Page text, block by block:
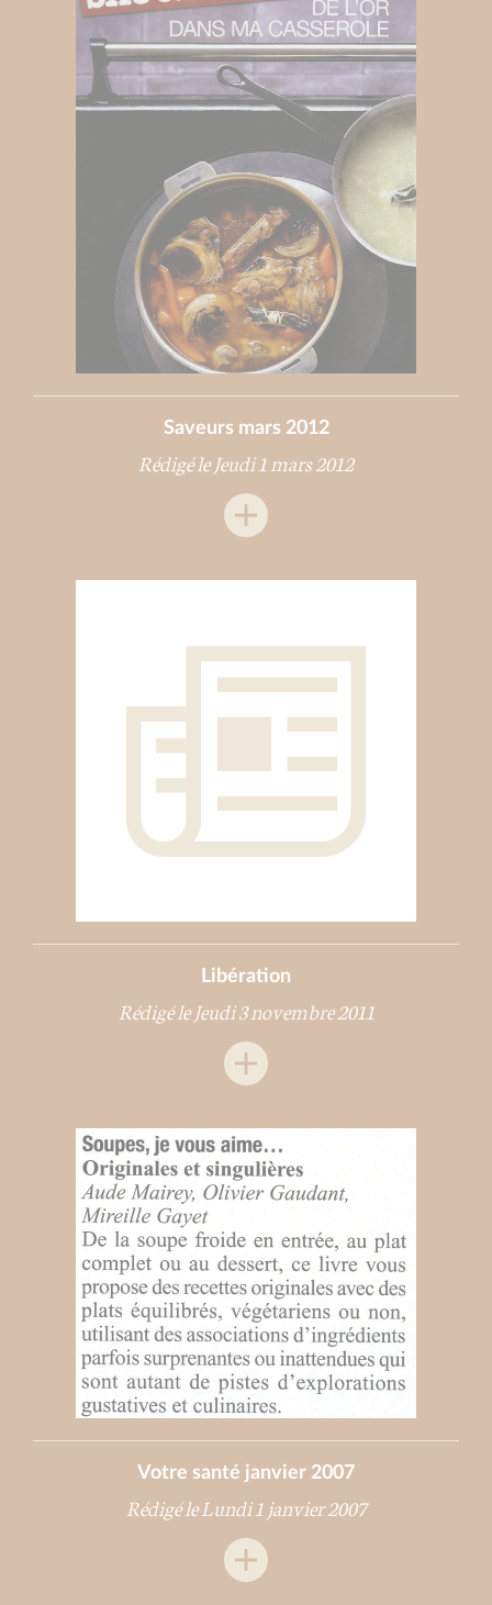
Saveurs mars 2012
Rédigé le Jeudi 1 mars 2012
Libération
Rédigé le Jeudi 3 novembre 2011
Votre santé janvier 2007
Rédigé le Lundi 1 janvier 2007